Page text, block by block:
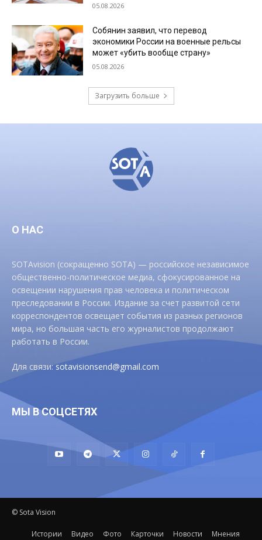
05.08.2026
Собянин заявил, что перевод
экономики России на военные рельсы
может «убить вообще страну»
05.08.2026
Загрузить больше
О НАС
SOTAvision (сокращенно SOTA) — российское независимое
общественно-политическое медиа, сфокусированное на
освещении нарушения прав человека и политическом
преследовании в России. Издание за счет развитой сети
корреспондентов освещает события из разных регионов
мира, но большая часть его журналистов продолжают
работать в России.
Для связи:sotavisionsend@gmail.com
МЫ В СОЦСЕТЯХ
© Sota Vision
Истории Видео Фото Карточки Новости Мнения